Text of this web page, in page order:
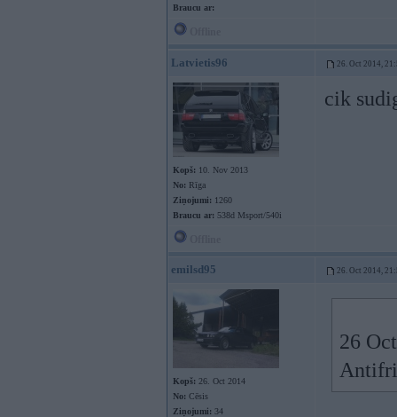
Braucu ar:
Latvietis96 26. Oct 2014,
Kopš: 10. Nov 2013
No: Rīga
Ziņojumi: 1260
Braucu ar: 538d Msport/540i
cik
emilsd95 26. Oct 2014,
Kopš: 26. Oct 2014
No: Cēsis
Ziņojumi: 34
26